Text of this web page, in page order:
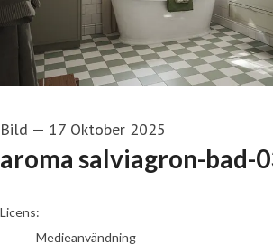
Bild — 17 Oktober 2025
aroma salviagron-bad-
go to media item
Licens:
Medieanvändning